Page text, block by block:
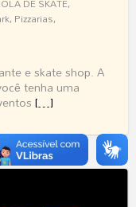
, Pizzarias,
e skate shop. A
tenha uma
[…]